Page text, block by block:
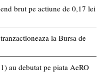
brut pe actiune de 0,17 lei
la Bursa de
au debutat pe piata AeRO